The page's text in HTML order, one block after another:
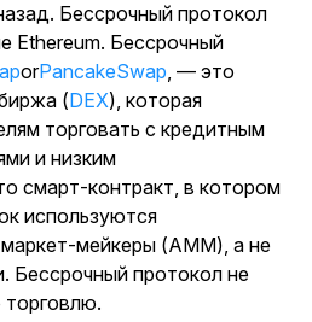
Бессрочный протокол
Ethereum. Бессрочный
orPancakeSwap, — это
(DEX), которая
торговать с кредитным
и низким
смарт-контракт, в котором
используются
мейкеры (AMM), а не
Бессрочный протокол не